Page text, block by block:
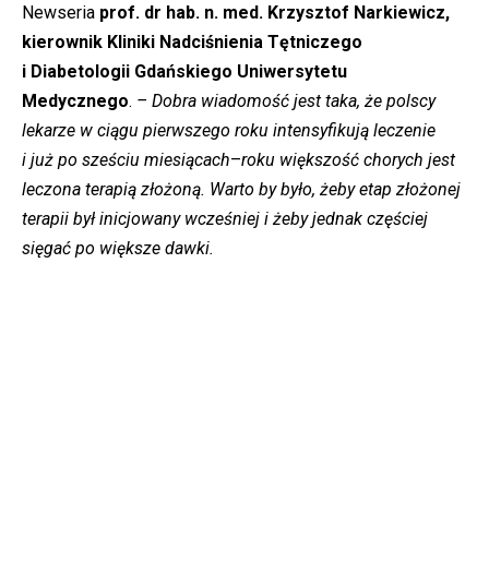
Newseria prof. dr hab. n. med. Krzysztof Narkiewicz,
kierownik Kliniki Nadciśnienia Tętniczego
i Diabetologii Gdańskiego Uniwersytetu
Medycznego. – Dobra wiadomość jest taka, że polscy
lekarze w ciągu pierwszego roku intensyfikują leczenie
i już po sześciu miesiącach–roku większość chorych jest
leczona terapią złożoną. Warto by było, żeby etap złożonej
terapii był inicjowany wcześniej i żeby jednak częściej
sięgać po większe dawki.